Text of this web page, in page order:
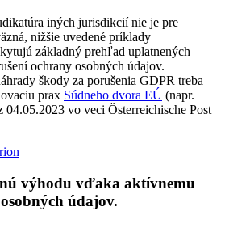
iných jurisdikcií nie je pre
nižšie uvedené príklady
základný prehľad uplatnených
ochrany osobných údajov.
škody za porušenia GDPR treba
prax Súdneho dvora EÚ (napr.
04.05.2023 vo veci Österreichische Post
výhodu vďaka aktívnemu
údajov.